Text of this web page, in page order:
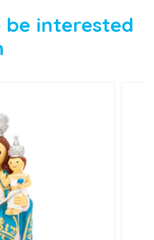
be interested